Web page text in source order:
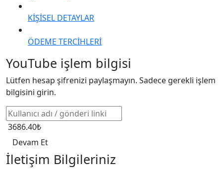
KİŞİSEL DETAYLAR
ÖDEME TERCİHLERİ
YouTube işlem bilgisi
Lütfen hesap şifrenizi paylaşmayın. Sadece gerekli işlem
bilgisini girin.
3686.40₺
Devam Et
İletişim Bilgileriniz